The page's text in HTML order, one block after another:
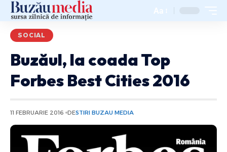
Aa
SOCIAL
Buzăul, la coada Top
Forbes Best Cities 2016
11 FEBRUARIE 2016 DESTIRI BUZAU MEDIA